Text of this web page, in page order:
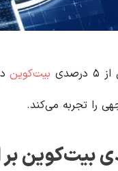
بیت‌کوین
را تجربه می‌کند.